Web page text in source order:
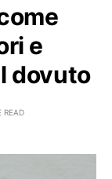
e
dovuto
READ